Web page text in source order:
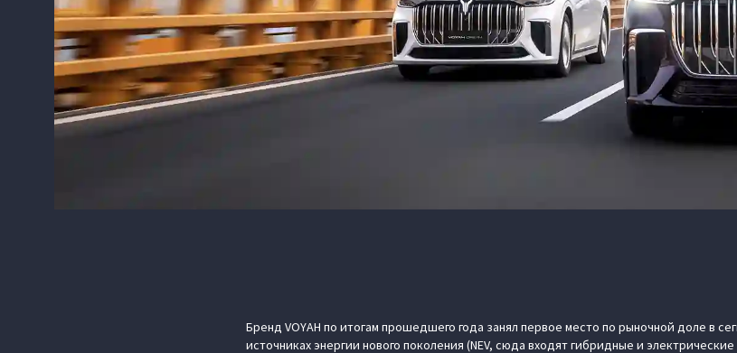
Бренд VOYAH по итогам прошедшего года занял первое место по рыночной доле в
источниках энергии нового поколения (NEV, сюда входят гибридные и